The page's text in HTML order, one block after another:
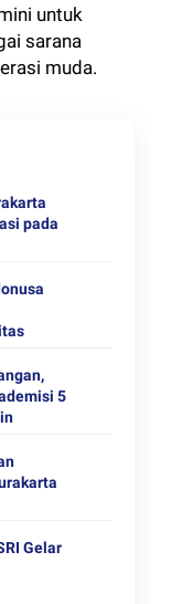
untuk
sarana
muda.
pada
5
Gelar